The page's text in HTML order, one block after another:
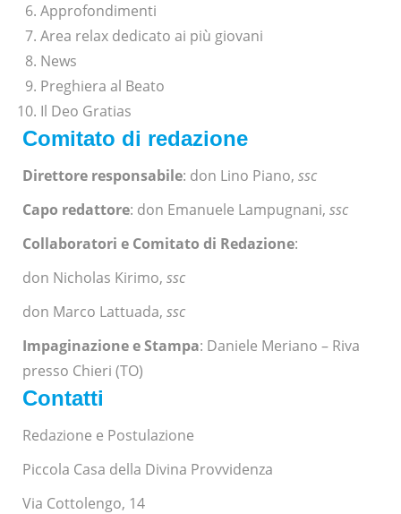
Approfondimenti
Area relax dedicato ai più giovani
News
Preghiera al Beato
Il Deo Gratias
Comitato di redazione
Direttore responsabile: don Lino Piano, ssc
Capo redattore: don Emanuele Lampugnani, ssc
Collaboratori e Comitato di Redazione:
don Nicholas Kirimo, ssc
don Marco Lattuada, ssc
Impaginazione e Stampa: Daniele Meriano – Riva
presso Chieri (TO)
Contatti
Redazione e Postulazione
Piccola Casa della Divina Provvidenza
Via Cottolengo, 14